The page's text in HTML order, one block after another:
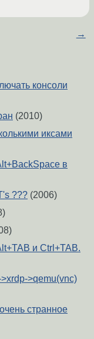
→
консоли
(2010)
иксами
в
??? (2006)
и Ctrl+TAB.
>qemu(vnc)
странное